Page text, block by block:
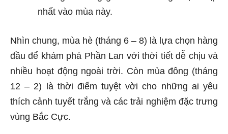
nhất vào mùa này.
Nhìn chung, mùa hè (tháng 6 – 8) là lựa chọn hàng
đầu để khám phá Phần Lan với thời tiết dễ chịu và
nhiều hoạt động ngoài trời. Còn mùa đông (tháng
12 – 2) là thời điểm tuyệt vời cho những ai yêu
thích cảnh tuyết trắng và các trải nghiệm đặc trưng
vùng Bắc Cực.